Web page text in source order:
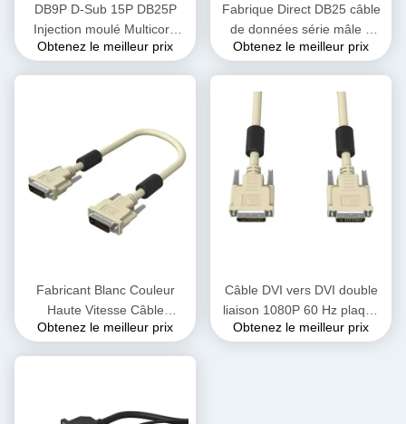
DB9P D-Sub 15P DB25P
Injection moulé Multicore
Twisted Pair câble
Obtenez le meilleur prix
Fabrique Direct DB25 câble
de données série mâle à
mâle câble d'ordinateur avec
isolation port d'impression
parallèle câble de télévision
Obtenez le meilleur prix
Fabricant Blanc Couleur
Haute Vitesse Câble
Moniteur DVI vers DVI
Obtenez le meilleur prix
Câble DVI vers DVI double
liaison 1080P 60 Hz plaqué
or PVC personnalisé, mâle à
Obtenez le meilleur prix